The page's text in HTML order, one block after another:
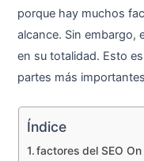
porque hay muchos
alcance. Sin embargo,
en su totalidad. Esto
partes más
Índice
factores del SEO